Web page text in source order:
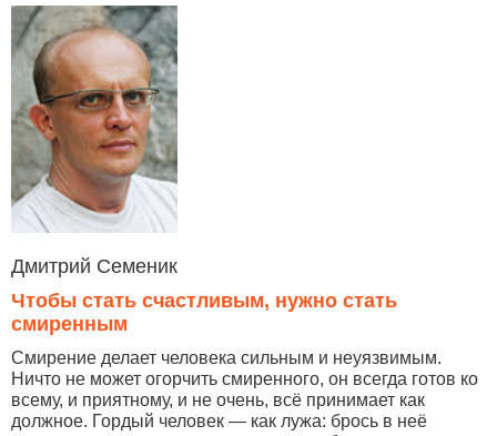
Дмитрий Семеник
Чтобы стать счастливым, нужно стать
смиренным
Смирение делает человека сильным и неуязвимым.
Ничто не может огорчить смиренного, он всегда готов ко
всему, и приятному, и не очень, всё принимает как
должное. Гордый человек — как лужа: брось в неё